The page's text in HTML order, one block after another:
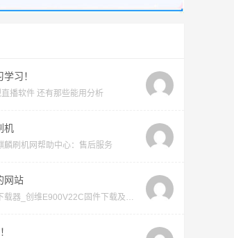
习！
直播软件 还有那些能用分析
机
麟刷机网帮助中心：售后服务
网站
器_创维E900V22C固件下载及版本说明指引_看好在下载避免刷成砖